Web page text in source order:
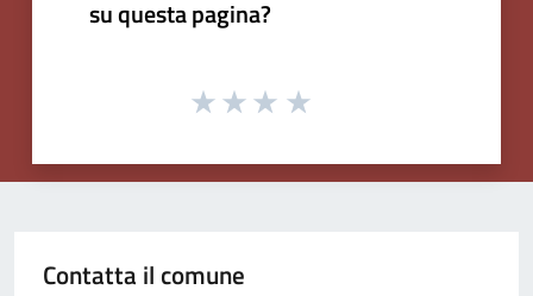
su questa pagina?
Contatta il comune